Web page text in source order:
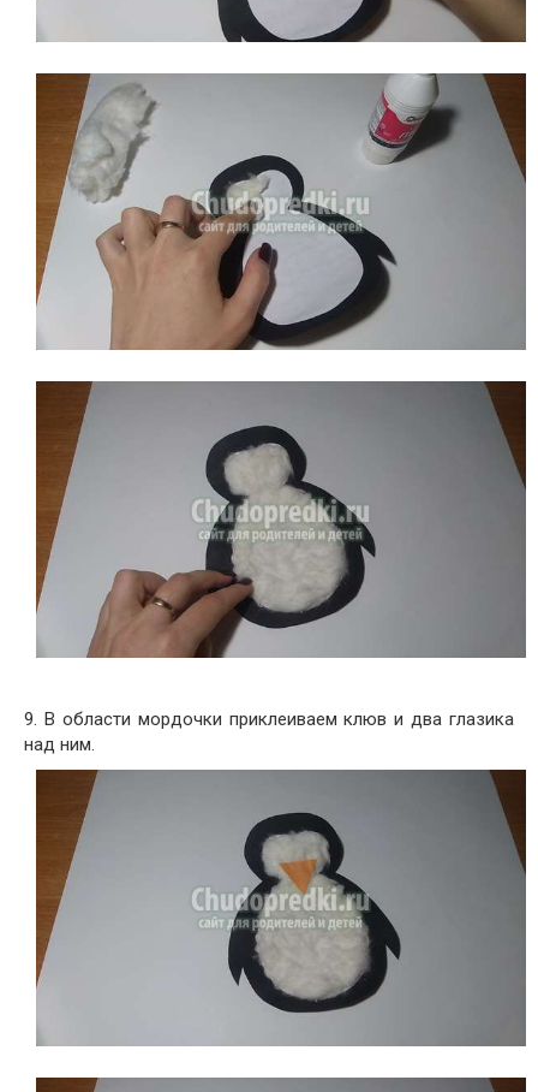
9. В области мордочки приклеиваем клюв и два глазика
над ним.